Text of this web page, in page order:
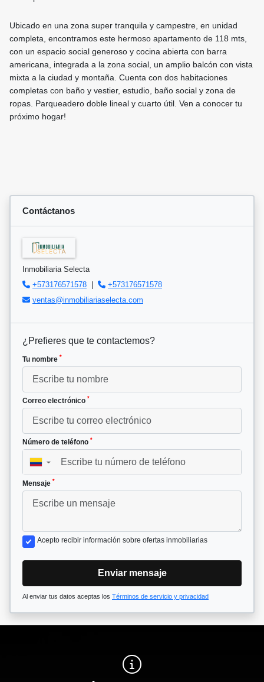
Ubicado en una zona super tranquila y campestre, en unidad
completa, encontramos este hermoso apartamento de 118 mts,
con un espacio social generoso y cocina abierta con barra
americana, integrada a la zona social, un amplio balcón con vista
mixta a la ciudad y montaña. Cuenta con dos habitaciones
completas con baño y vestier, estudio, baño social y zona de
ropas. Parqueadero doble lineal y cuarto útil. Ven a conocer tu
próximo hogar!
Contáctanos
Inmobiliaria Selecta
+573176571578 |
+573176571578
ventas@inmobiliariaselecta.com
¿Prefieres que te contactemos?
Tu nombre *
Correo electrónico *
Número de teléfono *
▼
Mensaje *
Acepto recibir información sobre ofertas inmobiliarias
Enviar mensaje
Al enviar tus datos aceptas los Términos de servicio y privacidad